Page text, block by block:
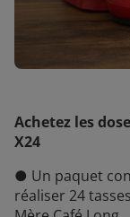
Achetez les
X24
● Un paquet
réaliser 24